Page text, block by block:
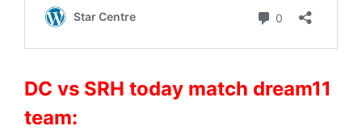
DC vs SRH today match dream11
team: